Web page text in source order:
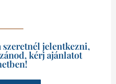
szeretnél jelentkezni,
kérj ajánlatot